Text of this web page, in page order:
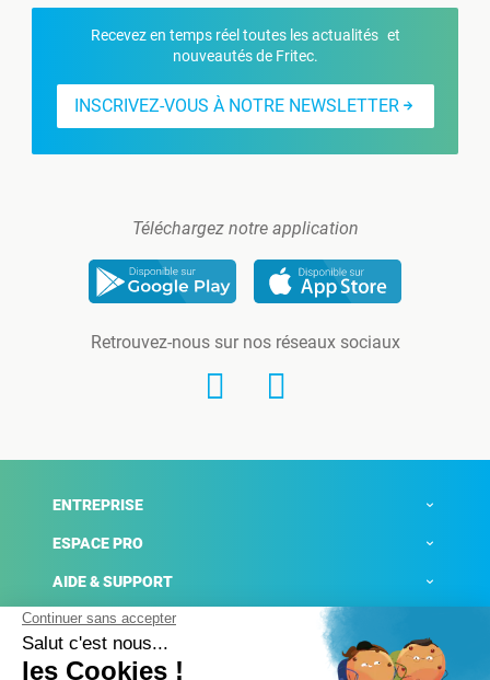
Recevez en temps réel toutes les actualités et
nouveautés de Fritec.
INSCRIVEZ-VOUS À NOTRE NEWSLETTER
Téléchargez notre application
Retrouvez-nous sur nos réseaux sociaux
ENTREPRISE
ESPACE PRO
AIDE & SUPPORT
ACTUALITÉS